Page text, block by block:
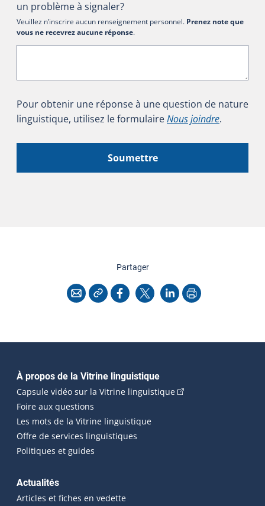
un problème à signaler?
Veuillez n’inscrire aucun renseignement personnel. Prenez note que
vous ne recevrez aucune réponse.
Pour obtenir une réponse à une question de nature
linguistique, utilisez le formulaireNous joindre.
Soumettre
Partagercette page
CourrielCopier l'adresse
Facebook
X LinkedInImprimer
Navigation principale
À propos de la Vitrine linguistique
Capsule vidéo sur la Vitrine linguistique(Cet hyperlien
Foire aux questions
Les mots de la Vitrine linguistique
Offre de services linguistiques
Politiques et guides
Actualités
Articles et fiches en vedette